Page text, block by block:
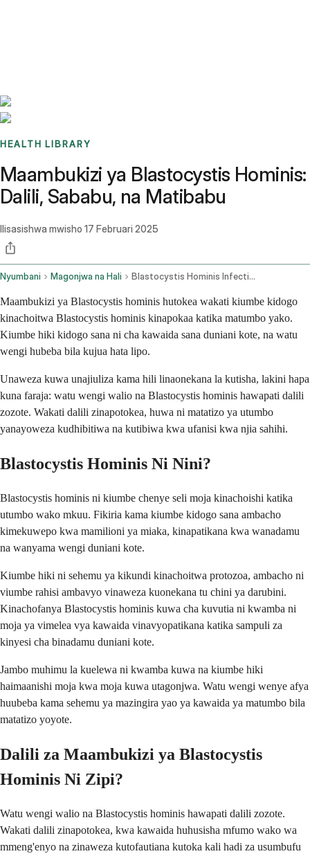
HEALTH LIBRARY
Maambukizi ya Blastocystis Hominis:
Dalili, Sababu, na Matibabu
Ilisasishwa mwisho 17 Februari 2025
Nyumbani Magonjwa na Hali Blastocystis Hominis Infection
Maambukizi ya Blastocystis hominis hutokea wakati kiumbe kidogo
kinachoitwa Blastocystis hominis kinapokaa katika matumbo yako.
Kiumbe hiki kidogo sana ni cha kawaida sana duniani kote, na watu
wengi hubeba bila kujua hata lipo.
Unaweza kuwa unajiuliza kama hili linaonekana la kutisha, lakini hapa
kuna faraja: watu wengi walio na Blastocystis hominis hawapati dalili
zozote. Wakati dalili zinapotokea, huwa ni matatizo ya utumbo
yanayoweza kudhibitiwa na kutibiwa kwa ufanisi kwa njia sahihi.
Blastocystis Hominis Ni Nini?
Blastocystis hominis ni kiumbe chenye seli moja kinachoishi katika
utumbo wako mkuu. Fikiria kama kiumbe kidogo sana ambacho
kimekuwepo kwa mamilioni ya miaka, kinapatikana kwa wanadamu
na wanyama wengi duniani kote.
Kiumbe hiki ni sehemu ya kikundi kinachoitwa protozoa, ambacho ni
viumbe rahisi ambavyo vinaweza kuonekana tu chini ya darubini.
Kinachofanya Blastocystis hominis kuwa cha kuvutia ni kwamba ni
moja ya vimelea vya kawaida vinavyopatikana katika sampuli za
kinyesi cha binadamu duniani kote.
Jambo muhimu la kuelewa ni kwamba kuwa na kiumbe hiki
haimaanishi moja kwa moja kuwa utagonjwa. Watu wengi wenye afya
huubeba kama sehemu ya mazingira yao ya kawaida ya matumbo bila
matatizo yoyote.
Dalili za Maambukizi ya Blastocystis
Hominis Ni Zipi?
Watu wengi walio na Blastocystis hominis hawapati dalili zozote.
Wakati dalili zinapotokea, kwa kawaida huhusisha mfumo wako wa
mmeng'enyo na zinaweza kutofautiana kutoka kali hadi za usumbufu